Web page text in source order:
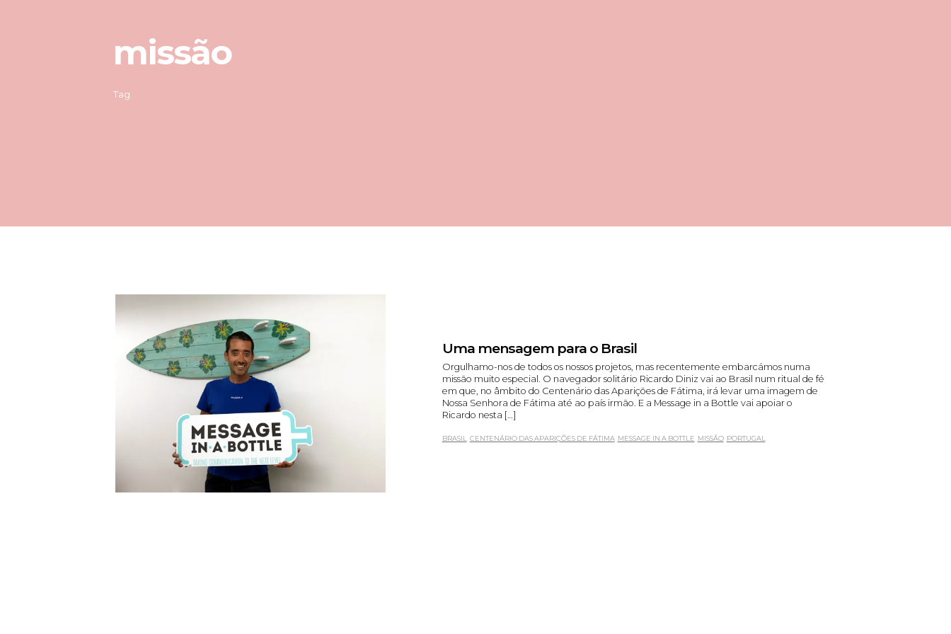
missão
Tag
Uma mensagem para o Brasil
Orgulhamo-nos de todos os nossos projetos, mas recentemente embarcámos numa
missão muito especial. O navegador solitário Ricardo Diniz vai ao Brasil num ritual de fé
em que, no âmbito do Centenário das Aparições de Fátima, irá levar uma imagem de
Nossa Senhora de Fátima até ao país irmão. E a Message in a Bottle vai apoiar o
Ricardo nesta […]
BRASIL CENTENÁRIO DAS APARIÇÕES DE FÁTIMA MESSAGE IN A BOTTLE MISSÃO PORTUGAL